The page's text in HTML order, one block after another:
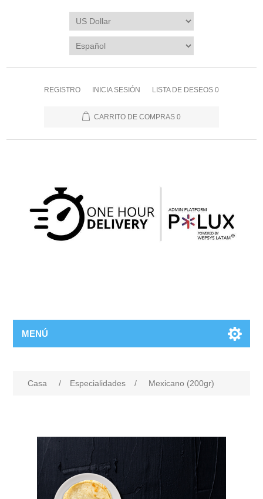
REGISTRO INICIA SESIÓN LISTA DE DESEOS 0
CARRITO DE COMPRAS 0
MENÚ
Casa / Especialidades / Mexicano (200gr)